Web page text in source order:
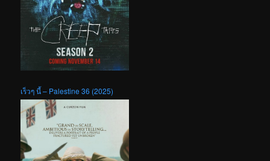
เร็วๆ นี้ – Palestine 36 (2025)